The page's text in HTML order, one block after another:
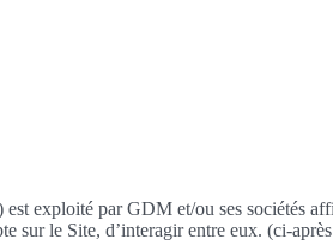
exploité par GDM et/ou ses sociétés
sur le Site, d’interagir entre eux. (ci-